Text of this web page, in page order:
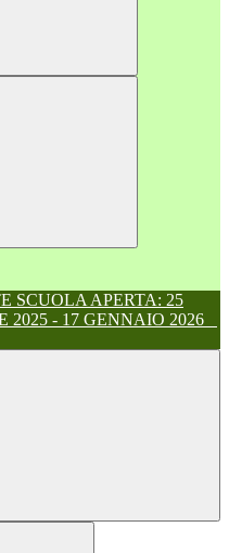
SCUOLA APERTA: 25
2025 - 17 GENNAIO 2026